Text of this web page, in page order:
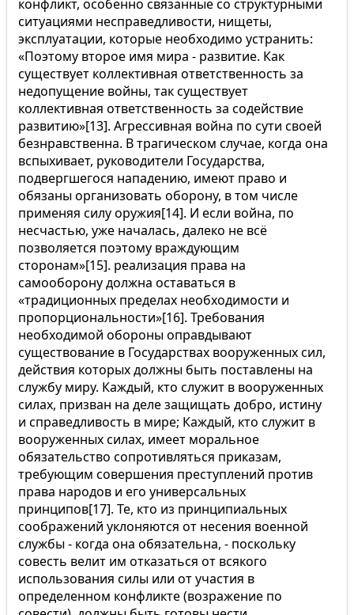
конфликт, особенно связанные со структурными
ситуациями несправедливости, нищеты,
эксплуатации, которые необходимо устранить:
«Поэтому второе имя мира - развитие. Как
существует коллективная ответственность за
недопущение войны, так существует
коллективная ответственность за содействие
развитию»[13]. Агрессивная война по сути своей
безнравственна. В трагическом случае, когда она
вспыхивает, руководители Государства,
подвергшегося нападению, имеют право и
обязаны организовать оборону, в том числе
применяя силу оружия[14]. И если война, по
несчастью, уже началась, далеко не всё
позволяется поэтому враждующим
сторонам»[15]. реализация права на
самооборону должна оставаться в
«традиционных пределах необходимости и
пропорциональности»[16]. Требования
необходимой обороны оправдывают
существование в Государствах вооруженных сил,
действия которых должны быть поставлены на
службу миру. Каждый, кто служит в вооруженных
силах, призван на деле защищать добро, истину
и справедливость в мире; Каждый, кто служит в
вооруженных силах, имеет моральное
обязательство сопротивляться приказам,
требующим совершения преступлений против
права народов и его универсальных
принципов[17]. Те, кто из принципиальных
соображений уклоняются от несения военной
службы - когда она обязательна, - поскольку
совесть велит им отказаться от всякого
использования силы или от участия в
определенном конфликте (возражение по